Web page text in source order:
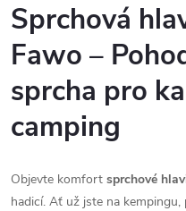
Sprchová
Fawo –
sprcha pro
camping
Objevte komfort sprchové
hadicí. Ať už jste na